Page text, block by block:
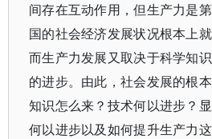
间存在互动作用，但生产力是
国的社会经济发展状况根本上
而生产力发展又取决于科学知
的进步。由此，社会发展的根
知识怎么来？技术何以进步？
何以进步以及如何提升生产力